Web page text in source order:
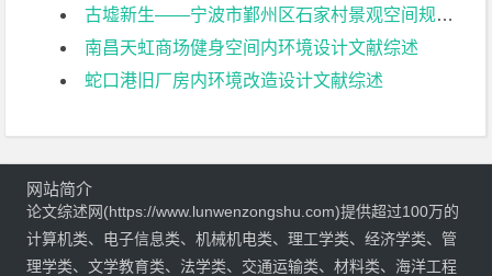
古墟新生——宁波市鄞州区石家村景观空间规划设计文献综述
南昌天虹商场健身空间内环境设计文献综述
蛇口港旧厂房内环境改造设计文献综述
网站简介
论文综述网(https://www.lunwenzongshu.com)提供超过100万的
计算机类、电子信息类、机械机电类、理工学类、经济学类、管
理学类、文学教育类、法学类、交通运输类、材料类、海洋工程